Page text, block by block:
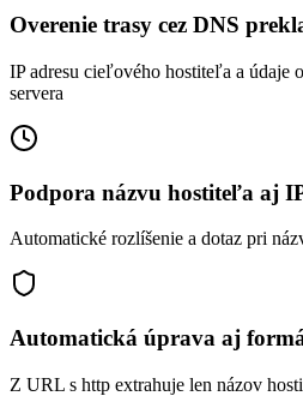
Overenie trasy cez DNS
IP adresu cieľového hostiteľa a údaje
servera
Podpora názvu hostiteľa aj
Automatické rozlíšenie a dotaz pri
Automatická úprava aj
Z URL s http extrahuje len názov